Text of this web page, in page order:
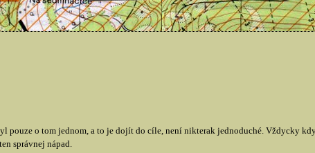
pouze o tom jednom, a to je dojít do cíle, není nikterak jednoduché. Vždycky
správnej nápad.